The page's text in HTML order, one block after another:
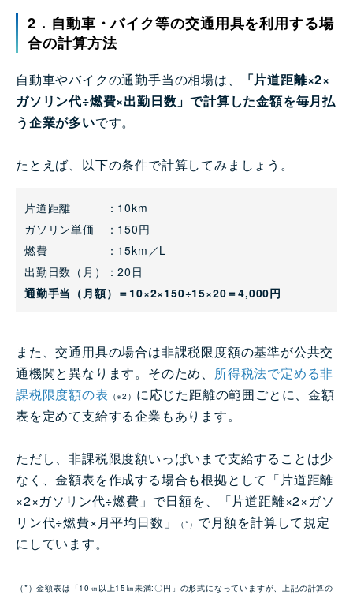
2．自動車・バイク等の交通用具を利用する場
合の計算方法
自動車やバイクの通勤手当の相場は、
「片道距離×2×
ガソリン代÷燃費×出勤日数」で計算した金額を毎月払
う企業が多いです。
たとえば、以下の条件で計算してみましょう。
片道距離 ：10km
ガソリン単価 ：150円
燃費 ：15km／L
出勤日数（月）：20日
通勤手当（月額）＝10×2×150÷15×20＝4,000円
また、交通用具の場合は非課税限度額の基準が公共交
通機関と異なります。そのため、 所得税法で定める非
課税限度額の表 （※2） に応じた距離の範囲ごとに、金額
表を定めて支給する企業もあります。
ただし、非課税限度額いっぱいまで支給することは少
なく、金額表を作成する場合も根拠として「片道距離
×2×ガソリン代÷燃費」で日額を、「片道距離×2×ガソ
リン代÷燃費×月平均日数」
（*） で月額を計算して規定
にしています。
（*）金額表は「10㎞以上15㎞未満:〇円」の形式になっていますが、上記の計算の